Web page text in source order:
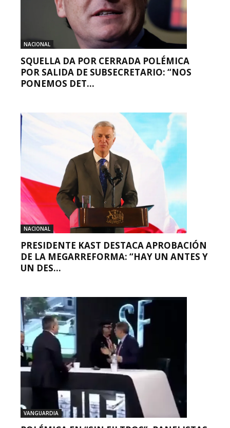
NACIONAL
SQUELLA DA POR CERRADA POLÉMICA
POR SALIDA DE SUBSECRETARIO: “NOS
PONEMOS DET...
NACIONAL
PRESIDENTE KAST DESTACA APROBACIÓN
DE LA MEGARREFORMA: “HAY UN ANTES Y
UN DES...
VANGUARDIA